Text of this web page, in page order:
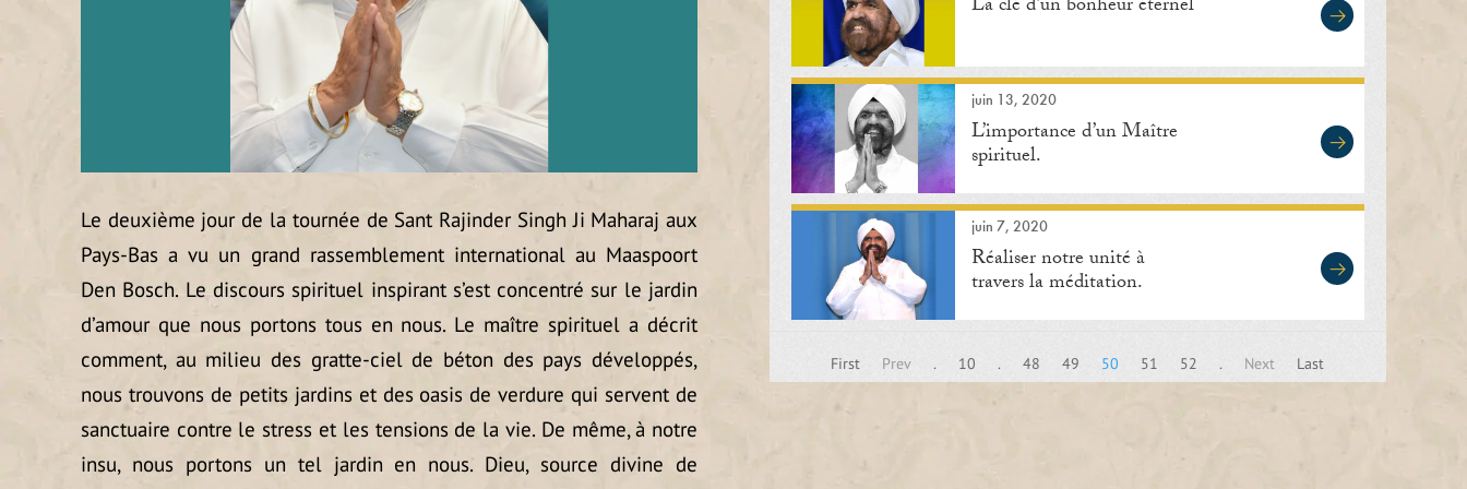
Le deuxième jour de la tournée de Sant Rajinder Singh Ji Maharaj aux
Pays-Bas a vu un grand rassemblement international au Maaspoort
Den Bosch. Le discours spirituel inspirant s’est concentré sur le jardin
d’amour que nous portons tous en nous. Le maître spirituel a décrit
comment, au milieu des gratte-ciel de béton des pays développés,
nous trouvons de petits jardins et des oasis de verdure qui servent de
sanctuaire contre le stress et les tensions de la vie. De même, à notre
insu, nous portons un tel jardin en nous. Dieu, source divine de
juin 13, 2020
L’importance d’un Maître
spirituel.
juin 7, 2020
Réaliser notre unité à
travers la méditation.
First Prev . 10 . 48 49 50 51 52 . Next Last